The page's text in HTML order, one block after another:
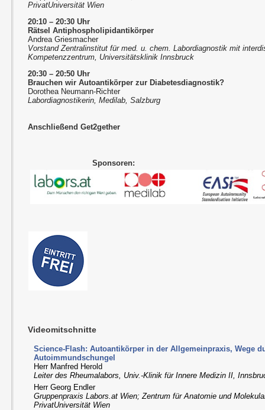
PrivatUniversität Wien
20:10 – 20:30 Uhr
Rätsel Antiphospholipidantikörper
Andrea Griesmacher
Vorstand Zentralinstitut für med. u. chem. Labordiagnostik mit
Kompetenzzentrum, Universitätsklinik Innsbruck
20:30 – 20:50 Uhr
Brauchen wir Autoantikörper zur Diabetesdiagnostik?
Dorothea Neumann-Richter
Labordiagnostikerin, Medilab, Salzburg
Anschließend Get2gether
Sponsoren:
Videomitschnitte
Science-Flash: Autoantikörper in der Allgemeinpraxis, Wege
Autoimmundschungel
Herr Manfred Herold
Leiter des Rheumalabors, Univ.-Klinik für Innere Medizin II,
Herr Georg Endler
Gruppenpraxis Labors.at Wien; Zentrum für Anatomie und
PrivatUniversität Wien